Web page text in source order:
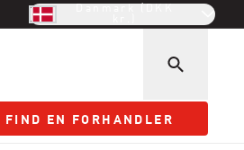
FIND EN FORHANDLER
FIND EN FORHANDLER